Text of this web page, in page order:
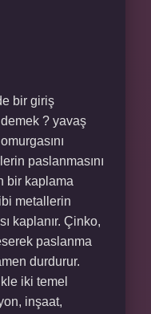
bir giriş
? yavaş
paslanmasını
bir kaplama
metallerin
kaplanır. Çinko,
paslanma
durdurur.
iki temel
inşaat,